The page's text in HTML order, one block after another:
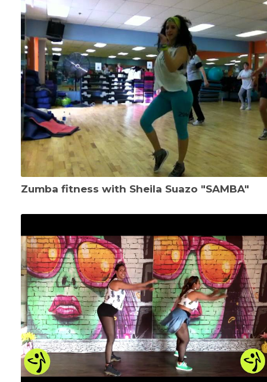
Zumba fitness with Sheila Suazo "SAMBA"